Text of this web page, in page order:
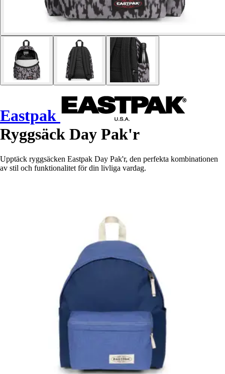
Eastpak
Ryggsäck Day Pak'r
Upptäck ryggsäcken Eastpak Day Pak'r, den perfekta kombinationen
av stil och funktionalitet för din livliga vardag.